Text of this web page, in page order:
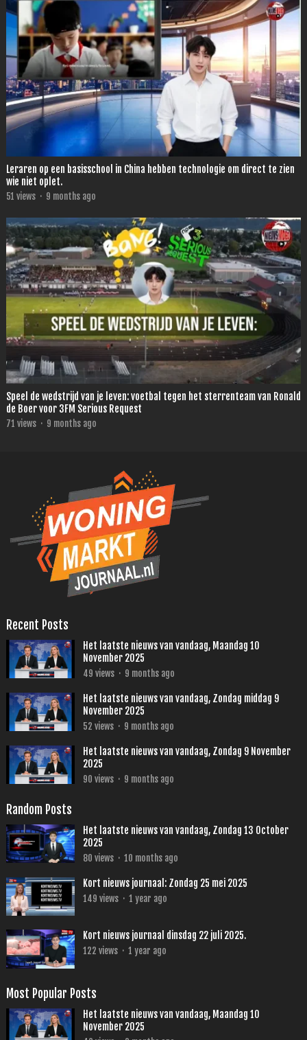
Leraren op een basisschool in China hebben technologie om direct te zien
wie niet oplet.
51 views · 9 months ago
Speel de wedstrijd van je leven: voetbal tegen het sterrenteam van Ronald
de Boer voor 3FM Serious Request
71 views · 9 months ago
Recent Posts
Het laatste nieuws van vandaag, Maandag 10
November 2025
49 views · 9 months ago
Het laatste nieuws van vandaag, Zondag middag 9
November 2025
52 views · 9 months ago
Het laatste nieuws van vandaag, Zondag 9 November
2025
90 views · 9 months ago
Random Posts
Het laatste nieuws van vandaag, Zondag 13 October
2025
80 views · 10 months ago
Kort nieuws journaal: Zondag 25 mei 2025
149 views · 1 year ago
Kort nieuws journaal dinsdag 22 juli 2025.
122 views · 1 year ago
Most Popular Posts
Het laatste nieuws van vandaag, Maandag 10
November 2025